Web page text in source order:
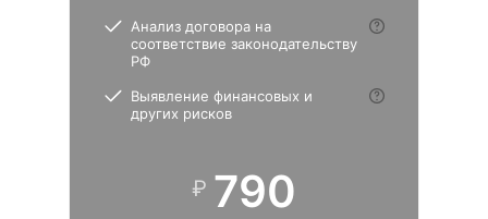
Анализ договора на
соответствие законодательству
РФ
Выявление финансовых и
других рисков
₽ 790